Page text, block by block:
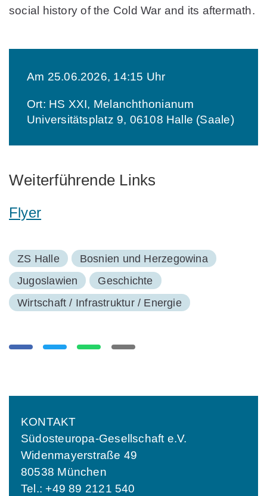
social history of the Cold War and its aftermath.
Am 25.06.2026, 14:15 Uhr
Ort: HS XXI, Melanchthonianum
Universitätsplatz 9, 06108 Halle (Saale)
Weiterführende Links
Flyer
ZS Halle
Bosnien und Herzegowina
Jugoslawien
Geschichte
Wirtschaft / Infrastruktur / Energie
KONTAKT
Südosteuropa-Gesellschaft e.V.
Widenmayerstraße 49
80538 München
Tel.: +49 89 2121 540